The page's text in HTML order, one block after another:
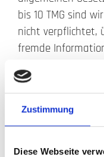
Zustimmung
Diese Webseite
bis 10 TMG sind
nicht verpflichtet,
fremde
rechtswidrige
Verpflichtungen
der Nutzung von
allgemeinen
Eine